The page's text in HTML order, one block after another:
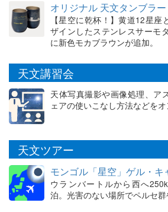
オリジナル 天文タンブラー
【星空に乾杯！】黄道12星
ザインしたステンレスサーモ
に新色モカブラウンが追加。
天文講習会
天体写真撮影や画像処理、ア
ェアの使いこなし方法などを
天文ツアー
モンゴル「星空」ゲル・キ
ウランバートルから西へ
泊。光害のない場所でペルセ